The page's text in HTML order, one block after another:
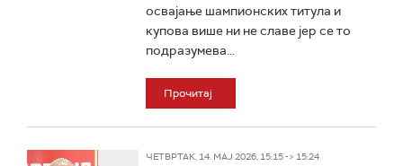
освајање шампионских титула и
купова више ни не славе јер се то
подразумева...
Прочитај
ЧЕТВРТАК, 14. МАЈ 2026, 15:15 -> 15:24